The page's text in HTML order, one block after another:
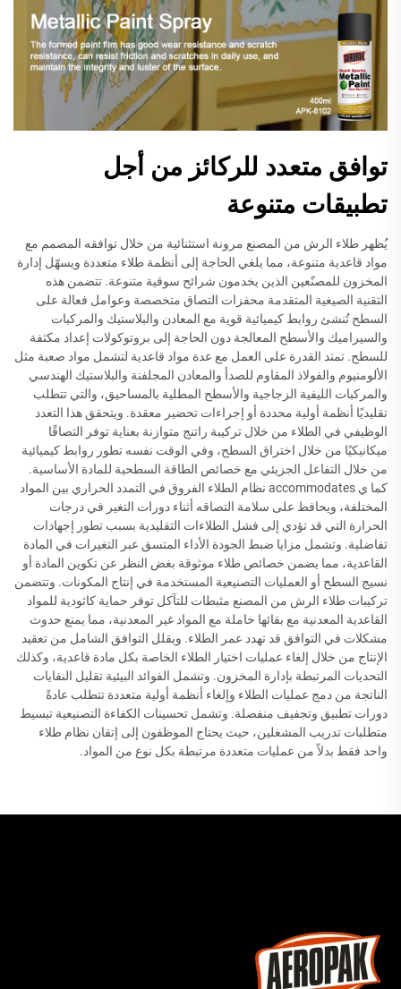
توافق متعدد للركائز من أجل
تطبيقات متنوعة
يُظهر طلاء الرش من المصنع مرونة استثنائية من خلال توافقه المصمم مع
مواد قاعدية متنوعة، مما يلغي الحاجة إلى أنظمة طلاء متعددة ويسهّل إدارة
المخزون للمصنّعين الذين يخدمون شرائح سوقية متنوعة. تتضمن هذه
التقنية الصيغية المتقدمة محفزات التصاق متخصصة وعوامل فعالة على
السطح تُنشئ روابط كيميائية قوية مع المعادن والبلاستيك والمركبات
والسيراميك والأسطح المعالجة دون الحاجة إلى بروتوكولات إعداد مكثفة
للسطح. تمتد القدرة على العمل مع عدة مواد قاعدية لتشمل مواد صعبة مثل
الألومنيوم والفولاذ المقاوم للصدأ والمعادن المجلفنة والبلاستيك الهندسي
والمركبات الليفية الزجاجية والأسطح المطلية بالمساحيق، والتي تتطلب
تقليديًا أنظمة أولية محددة أو إجراءات تحضير معقدة. ويتحقق هذا التعدد
الوظيفي في الطلاء من خلال تركيبة راتنج متوازنة بعناية توفر التصاقًا
ميكانيكيًا من خلال اختراق السطح، وفي الوقت نفسه تطور روابط كيميائية
من خلال التفاعل الجزيئي مع خصائص الطاقة السطحية للمادة الأساسية.
كما ي accommodates نظام الطلاء الفروق في التمدد الحراري بين المواد
المختلفة، ويحافظ على سلامة التصاقه أثناء دورات التغير في درجات
الحرارة التي قد تؤدي إلى فشل الطلاءات التقليدية بسبب تطور إجهادات
تفاضلية. وتشمل مزايا ضبط الجودة الأداء المتسق عبر التغيرات في المادة
القاعدية، مما يضمن خصائص طلاء موثوقة بغض النظر عن تكوين المادة أو
نسيج السطح أو العمليات التصنيعية المستخدمة في إنتاج المكونات. وتتضمن
تركيبات طلاء الرش من المصنع مثبطات للتآكل توفر حماية كاثودية للمواد
القاعدية المعدنية مع بقائها خاملة مع المواد غير المعدنية، مما يمنع حدوث
مشكلات في التوافق قد تهدد عمر الطلاء. ويقلل التوافق الشامل من تعقيد
الإنتاج من خلال إلغاء عمليات اختيار الطلاء الخاصة بكل مادة قاعدية، وكذلك
التحديات المرتبطة بإدارة المخزون. وتشمل الفوائد البيئية تقليل النفايات
الناتجة من دمج عمليات الطلاء وإلغاء أنظمة أولية متعددة تتطلب عادةً
دورات تطبيق وتجفيف منفصلة. وتشمل تحسينات الكفاءة التصنيعية تبسيط
متطلبات تدريب المشغلين، حيث يحتاج الموظفون إلى إتقان نظام طلاء
واحد فقط بدلاً من عمليات متعددة مرتبطة بكل نوع من المواد.